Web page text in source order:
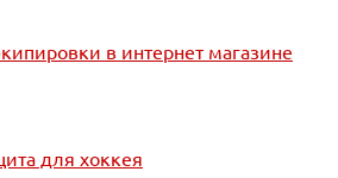
в интернет магазине
для хоккея